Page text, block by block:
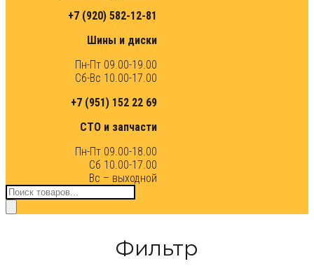
+7 (920) 582-12-81
Шины и диски
Пн-Пт 09.00-19.00
Сб-Вс 10.00-17.00
+7 (951) 152 22 69
СТО и запчасти
Пн-Пт 09.00-18.00
Сб 10.00-17.00
Вс – выходной
Поиск
товаров
Фильтр